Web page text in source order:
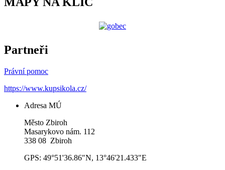
Partneři
Právní pomoc
https://www.kupsikola.cz/
Adresa MÚ
Město Zbiroh
Masarykovo nám. 112
338 08 Zbiroh
GPS: 49°51'36.86"N, 13°46'21.433"E